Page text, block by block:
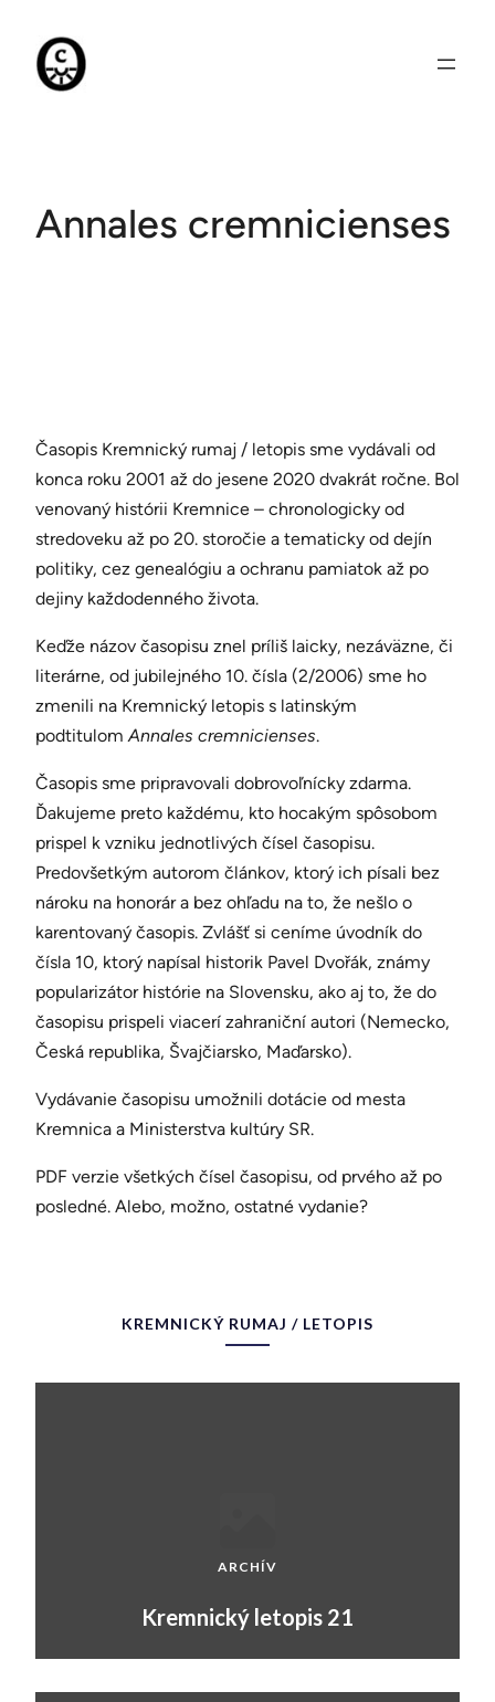
obsah
Annales cremnicienses
Časopis Kremnický rumaj / letopis sme vydávali od
konca roku 2001 až do jesene 2020 dvakrát ročne. Bol
venovaný histórii Kremnice – chronologicky od
stredoveku až po 20. storočie a tematicky od dejín
politiky, cez genealógiu a ochranu pamiatok až po
dejiny každodenného života.
Keďže názov časopisu znel príliš laicky, nezáväzne, či
literárne, od jubilejného 10. čísla (2/2006) sme ho
zmenili na Kremnický letopis s latinským
podtitulomAnnales cremnicienses.
Časopis sme pripravovali dobrovoľnícky zdarma.
Ďakujeme preto každému, kto hocakým spôsobom
prispel k vzniku jednotlivých čísel časopisu.
Predovšetkým autorom článkov, ktorý ich písali bez
nároku na honorár a bez ohľadu na to, že nešlo o
karentovaný časopis. Zvlášť si ceníme úvodník do
čísla 10, ktorý napísal historik Pavel Dvořák, známy
popularizátor histórie na Slovensku, ako aj to, že do
časopisu prispeli viacerí zahraniční autori (Nemecko,
Česká republika, Švajčiarsko, Maďarsko).
Vydávanie časopisu umožnili dotácie od mesta
Kremnica a Ministerstva kultúry SR.
PDF verzie všetkých čísel časopisu, od prvého až po
posledné. Alebo, možno, ostatné vydanie?
KREMNICKÝ RUMAJ / LETOPIS
ARCHÍV
Kremnický letopis 21